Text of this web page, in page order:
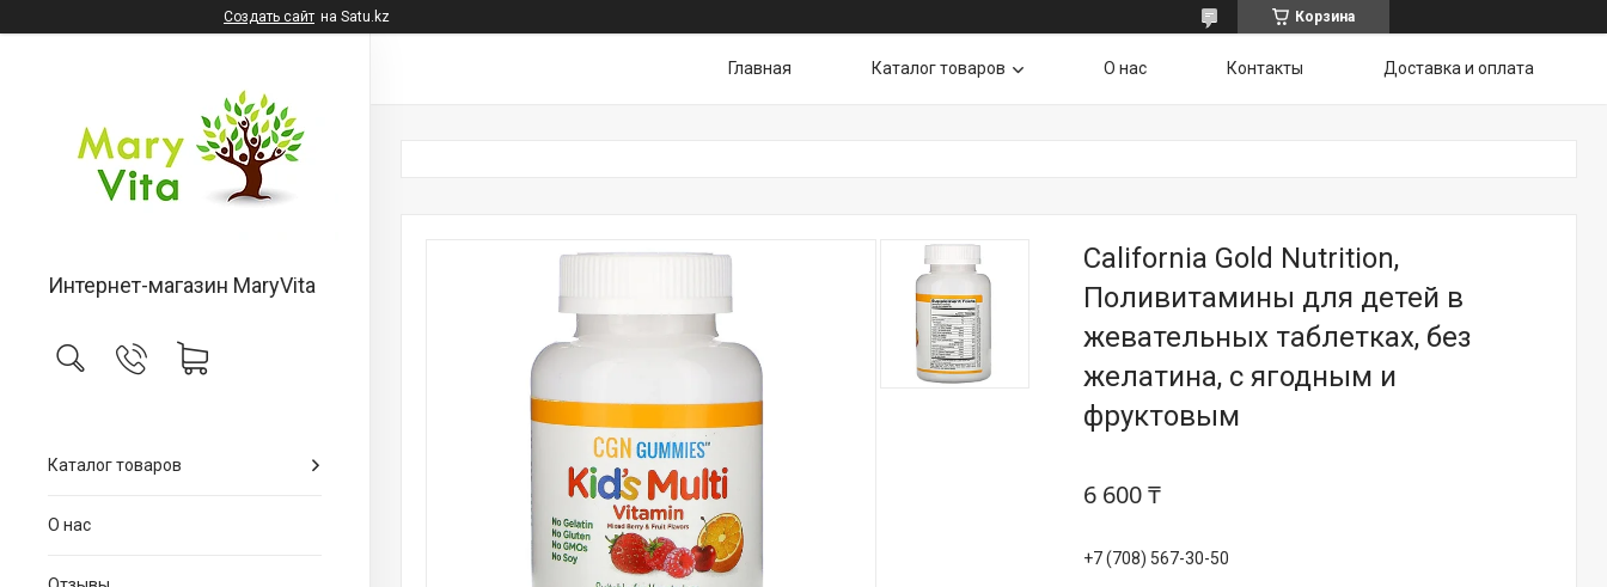
Создать сайт на Satu.kz Корзина
Интернет-магазин MaryVita
Каталог товаров
О нас
Главная Каталог товаров О нас Контакты Доставка и оплата
California Gold Nutrition,
Поливитамины для детей в
жевательных таблетках, без
желатина, с ягодным и
фруктовым
6 600 ₸
+7 (708) 567-30-50